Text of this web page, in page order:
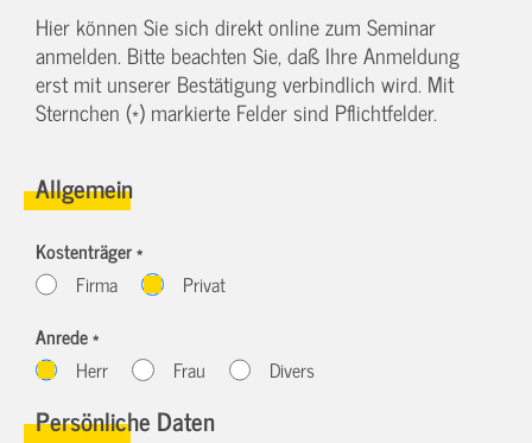
Hier können Sie sich direkt online zum Seminar
anmelden. Bitte beachten Sie, daß Ihre Anmeldung
erst mit unserer Bestätigung verbindlich wird. Mit
Sternchen (*) markierte Felder sind Pflichtfelder.
Allgemein
Kostenträger *
Firma
Privat
Anrede *
Herr
Frau Divers
Persönliche Daten